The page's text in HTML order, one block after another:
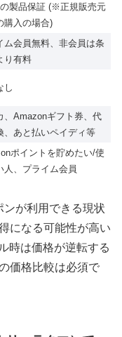
製品保証 (※正規販売元
購入の場合)
ム会員無料、非会員は条
り有料
し
、Amazonギフト券、代
、あと払いペイディ等
ポイントを貯めたい/使
人、プライム会員
が利用できる現状
になる可能性が高い
時は価格が逆転する
価格比較は必須で